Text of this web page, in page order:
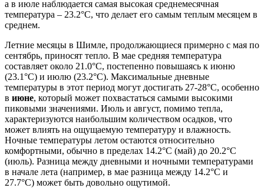
а в июле наблюдается самая высокая среднемесячная
температура – 23.2°C, что делает его самым теплым месяцем в
среднем.
Летние месяцы в Шимле, продолжающиеся примерно с мая по
сентябрь, приносят тепло. В мае средняя температура
составляет около 21.0°C, постепенно повышаясь к июню
(23.1°C) и июлю (23.2°C). Максимальные дневные
температуры в этот период могут достигать 27-28°C, особенно
в июне, который может похвастаться самыми высокими
пиковыми значениями. Июль и август, помимо тепла,
характеризуются наибольшим количеством осадков, что
может влиять на ощущаемую температуру и влажность.
Ночные температуры летом остаются относительно
комфортными, обычно в пределах 14.2°C (май) до 20.2°C
(июль). Разница между дневными и ночными температурами
в начале лета (например, в мае разница между 14.2°C и
27.7°C) может быть довольно ощутимой.